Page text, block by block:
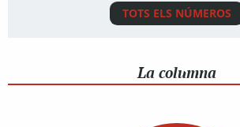
TOTS ELS NÚMEROS
La columna